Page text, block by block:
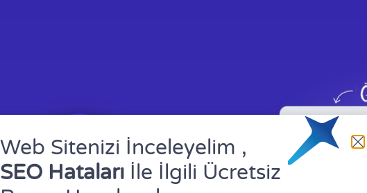
Web Sitenizi İnceleyelim ,
SEO Hataları İle İlgili Ücretsiz